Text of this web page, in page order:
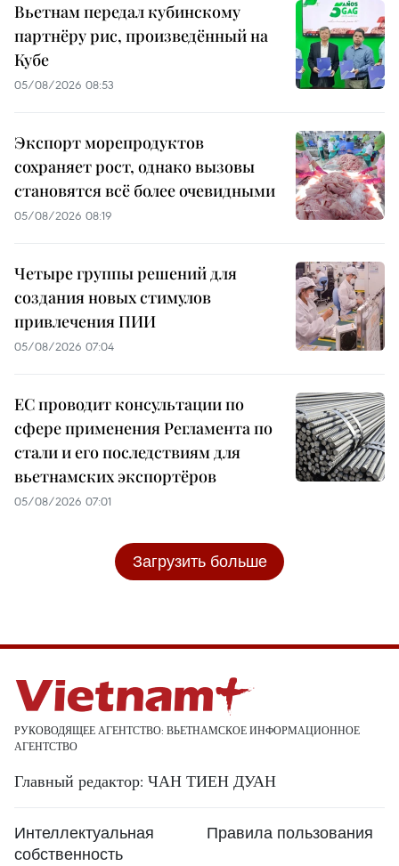
Вьетнам передал кубинскому
партнёру рис, произведённый на
Кубе
05/08/2026 08:53
Экспорт морепродуктов
сохраняет рост, однако вызовы
становятся всё более очевидными
05/08/2026 08:19
Четыре группы решений для
создания новых стимулов
привлечения ПИИ
05/08/2026 07:04
ЕС проводит консультации по
сфере применения Регламента по
стали и его последствиям для
вьетнамских экспортёров
05/08/2026 07:01
Загрузить больше
РУКОВОДЯЩЕЕ АГЕНТСТВО: ВЬЕТНАМСКОЕ ИНФОРМАЦИОННОЕ
АГЕНТСТВО
Главный редактор: ЧАН ТИЕН ДУАН
Интеллектуальная
собственность
Правила пользования